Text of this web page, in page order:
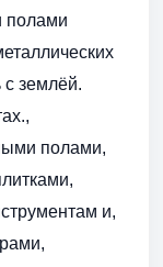
полами
с землёй.
полами,
и,